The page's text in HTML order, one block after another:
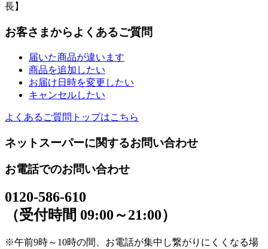
長】
お客さまからよくあるご質問
届いた商品が違います
商品を追加したい
お届け日時を変更したい
キャンセルしたい
よくあるご質問トップはこちら
ネットスーパーに関するお問い合わせ
お電話でのお問い合わせ
0120-586-610
（受付時間 09:00～21:00）
※午前9時～10時の間、お電話が集中し繋がりにくくなる場